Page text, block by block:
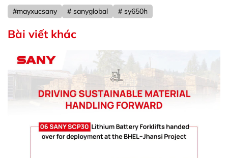
#mayxucsany # sanyglobal # sy650h
Bài viết khác